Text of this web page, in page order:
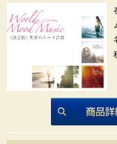
商品詳